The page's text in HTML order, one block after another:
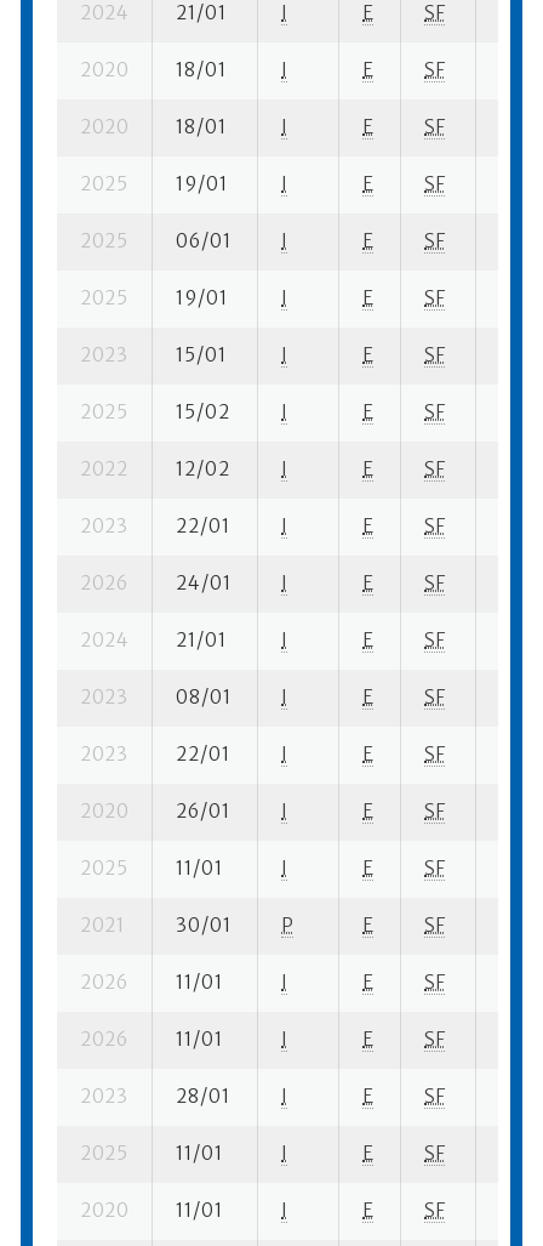
2024 21/01 I E SF
2020 18/01 I E SF
2020 18/01 I E SF
2025 19/01 I E SF
2025 06/01 I E SF
2025 19/01 I E SF
2023 15/01 I E SF
2025 15/02 I E SF
2022 12/02 I E SF
2023 22/01 I E SF
2026 24/01 I E SF
2024 21/01 I E SF
2023 08/01 I E SF
2023 22/01 I E SF
2020 26/01 I E SF
2025 11/01 I E SF
2021 30/01 P E SF
2026 11/01 I E SF
2026 11/01 I E SF
2023 28/01 I E SF
2025 11/01 I E SF
2020 11/01 I E SF